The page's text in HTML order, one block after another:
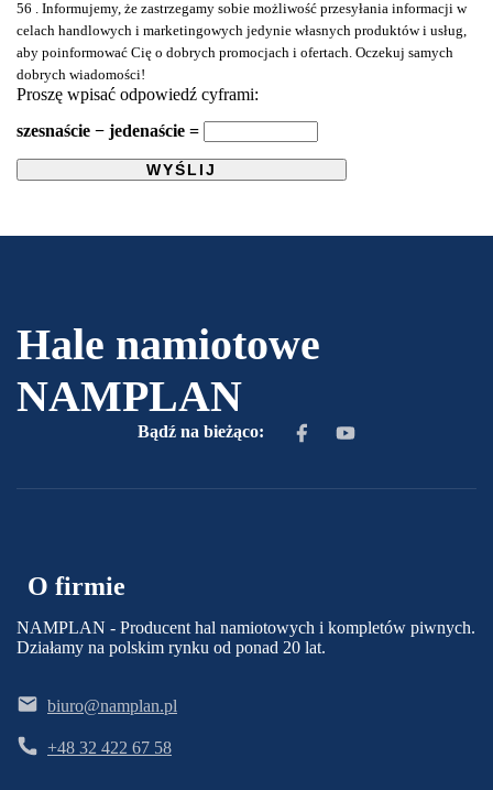
56 . Informujemy, że zastrzegamy sobie możliwość przesyłania informacji w
celach handlowych i marketingowych jedynie własnych produktów i usług,
aby poinformować Cię o dobrych promocjach i ofertach. Oczekuj samych
dobrych wiadomości!
Proszę wpisać odpowiedź cyframi:
szesnaście − jedenaście =
Hale namiotowe
NAMPLAN
Bądź na bieżąco:
O firmie
NAMPLAN - Producent hal namiotowych i kompletów piwnych.
Działamy na polskim rynku od ponad 20 lat.
biuro@namplan.pl
+48 32 422 67 58